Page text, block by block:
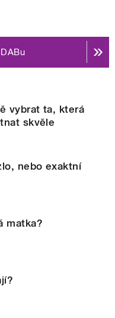
vybrat ta, která
skvěle
nebo exaktní
matka?